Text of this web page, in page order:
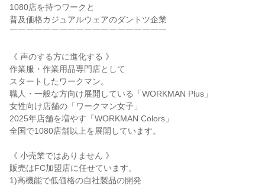
1080店を持つワークと
普及価格カジュアルウェアのダントツ企業
￣￣￣￣￣￣￣￣￣￣￣￣￣￣￣￣￣￣￣
《 声のする方に進化する 》
作業服・作業用品専門店として
スタートしたワークマン。
職人・一般な方向け展開している「WORKMAN Plus」
女性向け店舗の「ワークマン女子」
2025年店舗を増やす「WORKMAN Colors」
全国で1080店舗以上を展開しています。
《 小売業ではありません 》
販売はFC加盟店に任せています。
1)高機能で低価格の自社製品の開発